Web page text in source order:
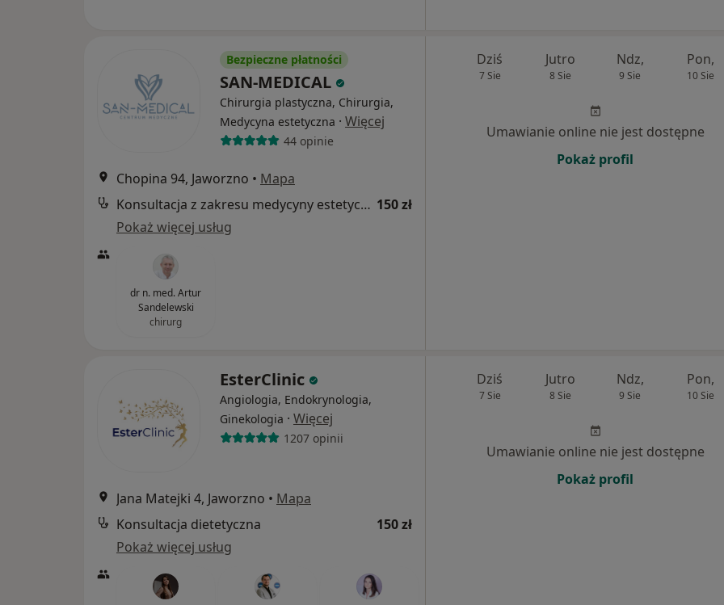
Bezpieczne płatności
SAN-MEDICAL
Chirurgia plastyczna, Chirurgia,
Medycyna estetyczna · Więcej
44 opinie
Chopina 94, Jaworzno • Mapa
Konsultacja z zakresu medycyny estetycznej 150 zł
Pokaż więcej usług
dr n. med. Artur
Sandelewski
chirurg
Dziś
7 Sie
Jutro
8 Sie
Ndz,
9 Sie
Pon,
10 Sie
Umawianie online nie jest dostępne
Pokaż profil
EsterClinic
Angiologia, Endokrynologia,
Ginekologia · Więcej
1207 opinii
Jana Matejki 4, Jaworzno • Mapa
Konsultacja dietetyczna
150 zł
Pokaż więcej usług
Dziś
7 Sie
Jutro
8 Sie
Ndz,
9 Sie
Pon,
10 Sie
Umawianie online nie jest dostępne
Pokaż profil